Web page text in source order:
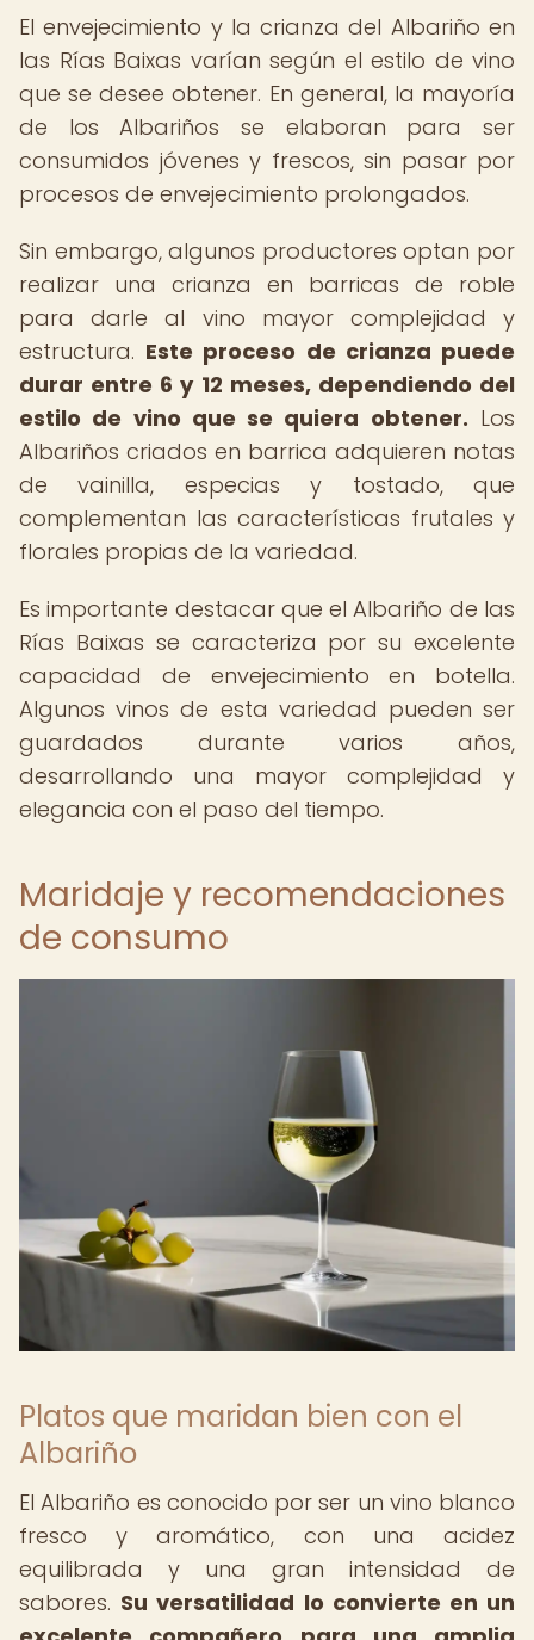
El envejecimiento y la crianza del Albariño en
las Rías Baixas varían según el estilo de vino
que se desee obtener. En general, la mayoría
de los Albariños se elaboran para ser
consumidos jóvenes y frescos, sin pasar por
procesos de envejecimiento prolongados.
Sin embargo, algunos productores optan por
realizar una crianza en barricas de roble
para darle al vino mayor complejidad y
estructura. Este proceso de crianza puede
durar entre 6 y 12 meses, dependiendo del
estilo de vino que se quiera obtener. Los
Albariños criados en barrica adquieren notas
de vainilla, especias y tostado, que
complementan las características frutales y
florales propias de la variedad.
Es importante destacar que el Albariño de las
Rías Baixas se caracteriza por su excelente
capacidad de envejecimiento en botella.
Algunos vinos de esta variedad pueden ser
guardados durante varios años,
desarrollando una mayor complejidad y
elegancia con el paso del tiempo.
Maridaje y recomendaciones
de consumo
Platos que maridan bien con el
Albariño
El Albariño es conocido por ser un vino blanco
fresco y aromático, con una acidez
equilibrada y una gran intensidad de
sabores. Su versatilidad lo convierte en un